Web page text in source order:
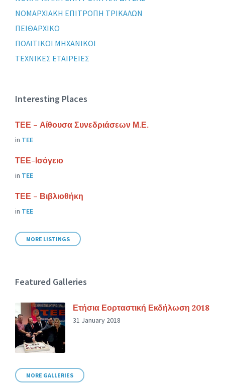
ΝΟΜΑΡΧΙΑΚΗ ΕΠΙΤΡΟΠΗ ΤΡΙΚΑΛΩΝ
ΠΕΙΘΑΡΧΙΚΟ
ΠΟΛΙΤΙΚΟΙ ΜΗΧΑΝΙΚΟΙ
ΤΕΧΝΙΚΕΣ ΕΤΑΙΡΕΙΕΣ
Interesting Places
ΤΕΕ – Αίθουσα Συνεδριάσεων Μ.Ε.
in ΤΕΕ
ΤΕΕ-Ισόγειο
in ΤΕΕ
ΤΕΕ – Βιβλιοθήκη
in ΤΕΕ
MORE LISTINGS
Featured Galleries
Ετήσια Εορταστική Εκδήλωση 2018
31 January 2018
MORE GALLERIES